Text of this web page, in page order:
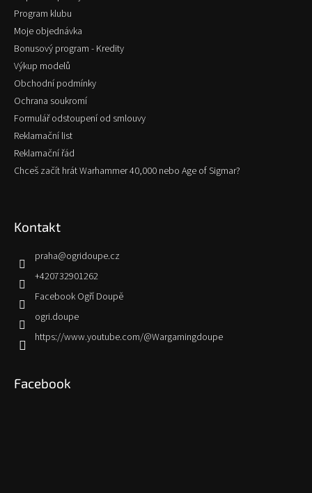
Program klubu
Moje objednávka
Bonusový program - Kredity
Výkup modelů
Obchodní podmínky
Ochrana soukromí
Formulář odstoupení od smlouvy
Reklamační list
Reklamační řád
Chceš začít hrát Warhammer 40,000 nebo Age of Sigmar?
Kontakt
praha@ogridoupe.cz
+420732901262
Facebook Ogří Doupě
ogri.doupe
https://www.youtube.com/@Wargamingdoupe
Facebook